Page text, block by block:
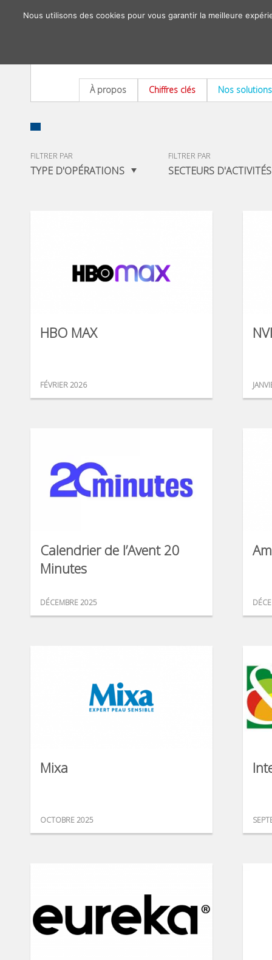
À propos Chiffres clés Nos solutions
FILTRER PAR
TYPE D'OPÉRATIONS
FILTRER PAR
SECTEURS D'ACTIVITÉS
HBO MAX
FÉVRIER 2026
Calendrier de l’Avent 20
Minutes
DÉCEMBRE 2025
Mixa
OCTOBRE 2025
Nous utilisons des cookies pour vous garantir la meilleure